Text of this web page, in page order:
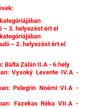
– 3. helyezést ért el
– 2. helyezést ért el
Balta Zalán II.A - 6.hely
Vysoký Levente IV.A -
Pelegrin Noémi VI.A -
Fazekas Réka VII.A -